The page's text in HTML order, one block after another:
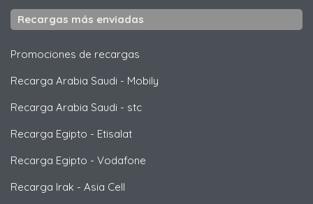
Recargas más enviadas
Promociones de recargas
Recarga Arabia Saudi - Mobily
Recarga Arabia Saudi - stc
Recarga Egipto - Etisalat
Recarga Egipto - Vodafone
Recarga Irak - Asia Cell